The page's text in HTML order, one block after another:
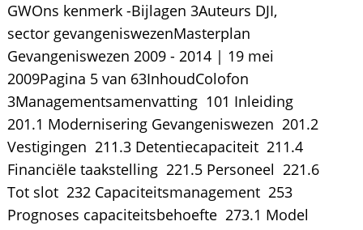
GWOns kenmerk -Bijlagen 3Auteurs DJI,
sector gevangeniswezenMasterplan
Gevangeniswezen 2009 - 2014 | 19 mei
2009Pagina 5 van 63InhoudColofon 
3Managementsamenvatting  101 Inleiding 
201.1 Modernisering Gevangeniswezen  201.2
Vestigingen  211.3 Detentiecapaciteit  211.4
Financiële taakstelling  221.5 Personeel  221.6
Tot slot  232 Capaciteitsmanagement  253
Prognoses capaciteitsbehoefte  273.1 Model 